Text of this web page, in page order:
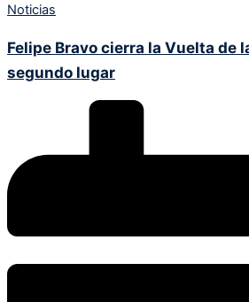
Noticias
Felipe Bravo cierra la Vuelta de
segundo lugar